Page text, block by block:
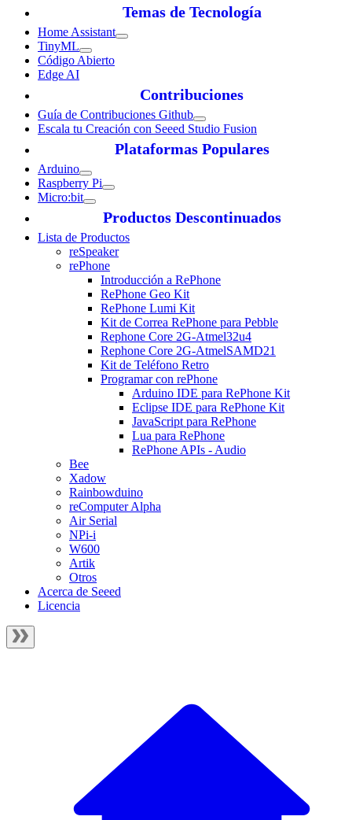
Temas de Tecnología
Home Assistant
TinyML
Código Abierto
Edge AI
Contribuciones
Guía de Contribuciones Github
Escala tu Creación con Seeed Studio Fusion
Plataformas Populares
Arduino
Raspberry Pi
Micro:bit
Productos Descontinuados
Lista de Productos
reSpeaker
rePhone
Introducción a RePhone
RePhone Geo Kit
RePhone Lumi Kit
Kit de Correa RePhone para Pebble
Rephone Core 2G-Atmel32u4
Rephone Core 2G-AtmelSAMD21
Kit de Teléfono Retro
Programar con rePhone
Arduino IDE para RePhone Kit
Eclipse IDE para RePhone Kit
JavaScript para RePhone
Lua para RePhone
RePhone APIs - Audio
Bee
Xadow
Rainbowduino
reComputer Alpha
Air Serial
NPi-i
W600
Artik
Otros
Acerca de Seeed
Licencia